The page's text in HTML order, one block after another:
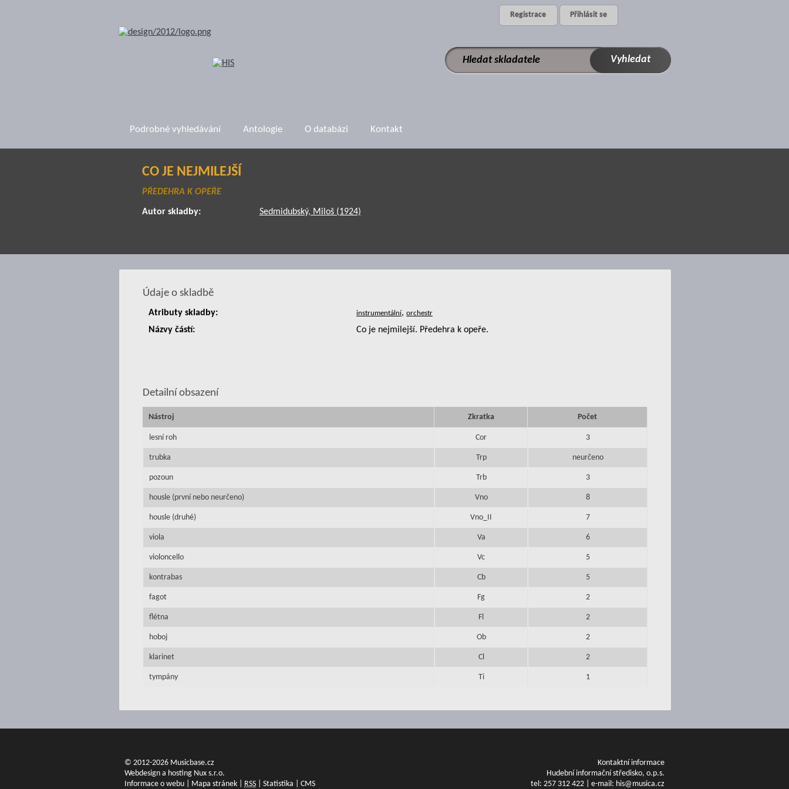
Registrace Přihlásit se
Podrobné vyhledávání Antologie O databázi Kontakt
CO JE NEJMILEJŠÍ
PŘEDEHRA K OPEŘE
Autor skladby: Sedmidubský, Miloš (1924)
Údaje o skladbě
Atributy skladby:
,
Názvy částí:
Co je nejmilejší. Předehra k opeře.
Detailní obsazení
Nástroj Zkratka Počet
lesní roh Cor 3
trubka Trp neurčeno
pozoun Trb 3
housle (první nebo neurčeno) Vno 8
housle (druhé) Vno_II 7
viola Va 6
violoncello Vc 5
kontrabas Cb 5
fagot Fg 2
flétna Fl 2
hoboj Ob 2
klarinet Cl 2
tympány Ti 1
© 2012-2026 Musicbase.cz
Webdesign a hosting Nux s.r.o.
Informace o webu
Mapa stránek RSS Statistika CMS
Kontaktní informace
Hudební informační středisko, o.p.s.
tel: 257 312 422 | e-mail: his@musica.cz